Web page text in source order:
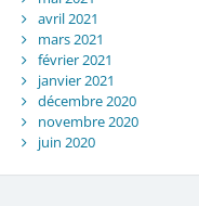
avril 2021
mars 2021
février 2021
janvier 2021
décembre 2020
novembre 2020
juin 2020